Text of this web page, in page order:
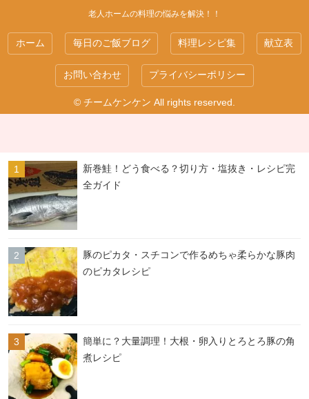
老人ホームの料理の悩みを解決！！
ホーム 毎日のご飯ブログ 料理レシピ集 献立表
お問い合わせ プライバシーポリシー
© チームケンケン All rights reserved.
新巻鮭！どう食べる？切り方・塩抜き・レシピ完
全ガイド
豚のピカタ・スチコンで作るめちゃ柔らかな豚肉
のピカタレシピ
簡単に？大量調理！大根・卵入りとろとろ豚の角
煮レシピ